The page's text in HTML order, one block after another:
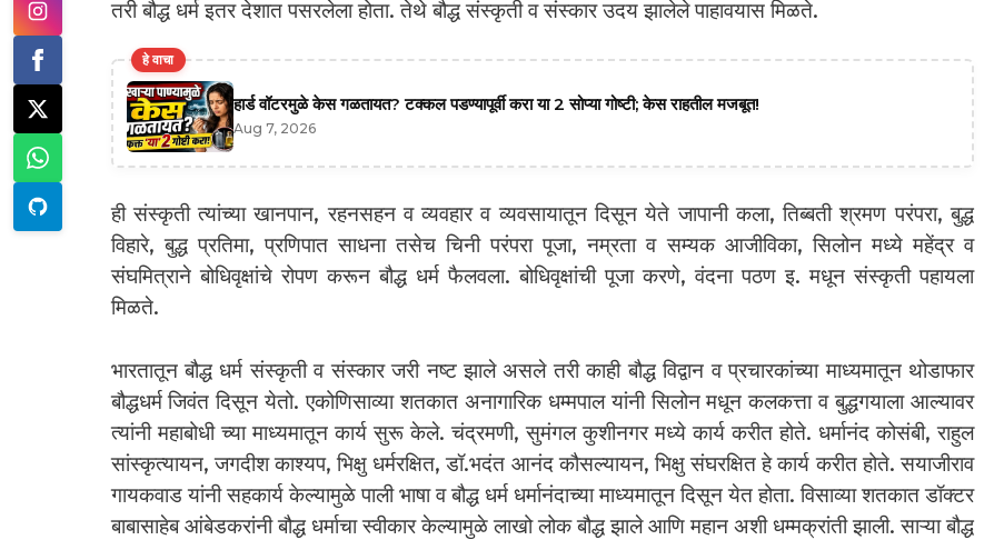
तरी बौद्ध धर्म इतर देशात पसरलेला होता. तेथे बौद्ध संस्कृती व संस्कार उदय झालेले पाहावयास मिळते.
हे वाचा
हार्ड वॉटरमुळे केस गळतायत? टक्कल पडण्यापूर्वी करा या 2 सोप्या गोष्टी; केस राहतील मजबूत!
Aug 7, 2026
ही संस्कृती त्यांच्या खानपान, रहनसहन व व्यवहार व व्यवसायातून दिसून येते जापानी कला, तिब्बती श्रमण परंपरा, बुद्ध
विहारे, बुद्ध प्रतिमा, प्रणिपात साधना तसेच चिनी परंपरा पूजा, नम्रता व सम्यक आजीविका, सिलोन मध्ये महेंद्र व
संघमित्राने बोधिवृक्षांचे रोपण करून बौद्ध धर्म फैलवला. बोधिवृक्षांची पूजा करणे, वंदना पठण इ. मधून संस्कृती पहायला
मिळते.
भारतातून बौद्ध धर्म संस्कृती व संस्कार जरी नष्ट झाले असले तरी काही बौद्ध विद्वान व प्रचारकांच्या माध्यमातून थोडाफार
बौद्धधर्म जिवंत दिसून येतो. एकोणिसाव्या शतकात अनागारिक धम्मपाल यांनी सिलोन मधून कलकत्ता व बुद्धगयाला आल्यावर
त्यांनी महाबोधी च्या माध्यमातून कार्य सुरू केले. चंद्रमणी, सुमंगल कुशीनगर मध्ये कार्य करीत होते. धर्मानंद कोसंबी, राहुल
सांस्कृत्यायन, जगदीश काश्यप, भिक्षु धर्मरक्षित, डॉ.भदंत आनंद कौसल्यायन, भिक्षु संघरक्षित हे कार्य करीत होते. सयाजीराव
गायकवाड यांनी सहकार्य केल्यामुळे पाली भाषा व बौद्ध धर्म धर्मानंदाच्या माध्यमातून दिसून येत होता. विसाव्या शतकात डॉक्टर
बाबासाहेब आंबेडकरांनी बौद्ध धर्माचा स्वीकार केल्यामुळे लाखो लोक बौद्ध झाले आणि महान अशी धम्मक्रांती झाली. साऱ्या बौद्ध